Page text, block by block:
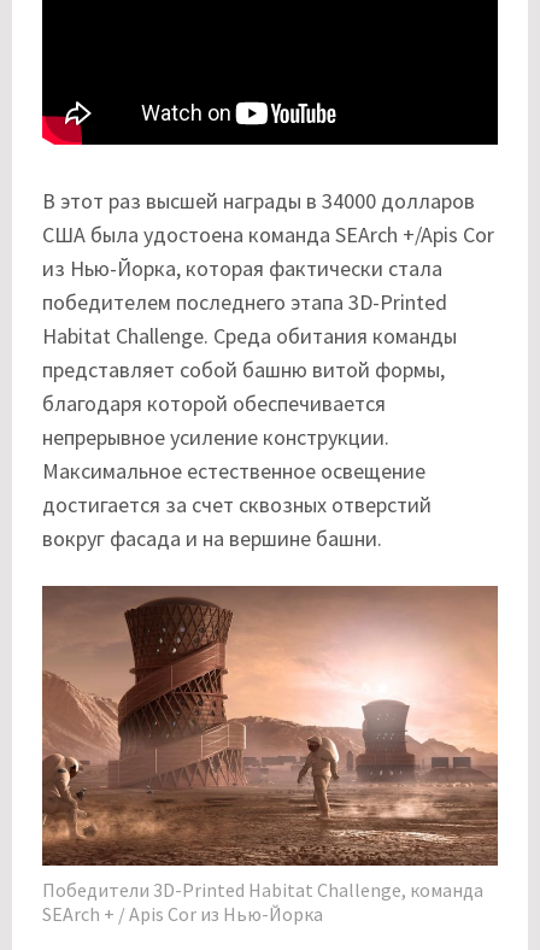
В этот раз высшей награды в 34000 долларов
США была удостоена команда SEArch +/Apis Cor
из Нью-Йорка, которая фактически стала
победителем последнего этапа 3D-Printed
Habitat Challenge. Среда обитания команды
представляет собой башню витой формы,
благодаря которой обеспечивается
непрерывное усиление конструкции.
Максимальное естественное освещение
достигается за счет сквозных отверстий
вокруг фасада и на вершине башни.
Победители 3D-Printed Habitat Challenge, команда
SEArch + / Apis Cor из Нью-Йорка